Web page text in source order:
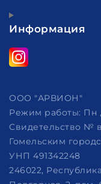
Информация
ООО "АРВИОН"
Режим работы: Пн
Свидетельство №
Гомельским
УНП 491342248
246022,